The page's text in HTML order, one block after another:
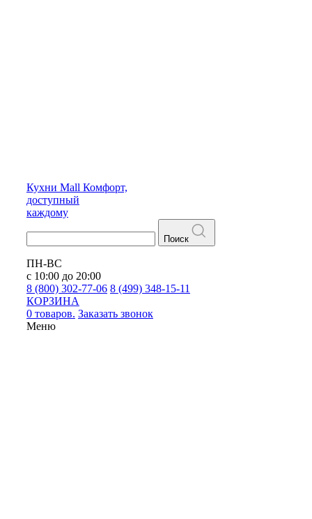
Кухни Mall Комфорт,
доступный
каждому
Поиск
ПН-ВС
с 10:00 до 20:00
8 (800) 302-77-06 8 (499) 348-15-11
КОРЗИНА
0 товаров. Заказать звонок
Меню